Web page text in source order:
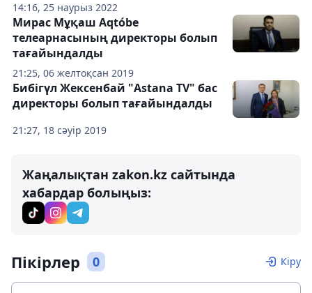
14:16, 25 наурыз 2022
21:25, 06 желтоқсан 2019
Мирас Мұқаш Aqtóbe
телеарнасының директоры болып
тағайындалды
21:27, 18 сәуір 2019
Бибігүл Жексенбай "Astana TV" бас
директоры болып тағайындалды
Жаңалықтан zakon.kz сайтында
хабардар болыңыз:
Пікірлер 0 Кіру